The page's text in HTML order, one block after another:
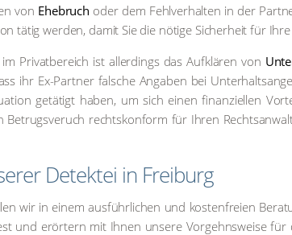
von Ehe­bruch oder dem Fehl­ver­hal­ten in der
tätig wer­den, damit Sie die nöti­ge Sicher­heit für
Pri­vat­be­reich ist aller­dings das Auf­klä­ren von
ihr Ex-Part­ner fal­sche Anga­ben bei
getä­tigt haben, um sich einen finan­zi­el­len
Betrugs­veruch rechts­kon­form für Ihren
Detek­tei in Frei­burg
wir in einem aus­führ­li­chen und kos­ten­frei­en
und erör­tern mit Ihnen unse­re Vor­gehns­wei­se für